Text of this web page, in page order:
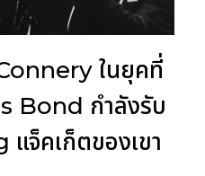
ในยุคที่
Bond กำลังรับ
จ็คเก็ตของเขา